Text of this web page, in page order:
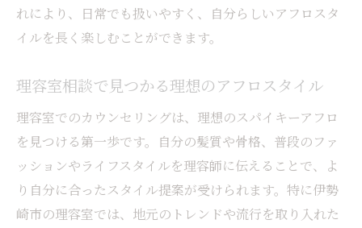
れにより、日常でも扱いやすく、自分らしいアフロスタ
イルを長く楽しむことができます。
理容室相談で見つかる理想のアフロスタイル
理容室でのカウンセリングは、理想のスパイキーアフロ
を見つける第一歩です。自分の髪質や骨格、普段のファ
ッションやライフスタイルを理容師に伝えることで、よ
り自分に合ったスタイル提案が受けられます。特に伊勢
崎市の理容室では、地元のトレンドや流行を取り入れた